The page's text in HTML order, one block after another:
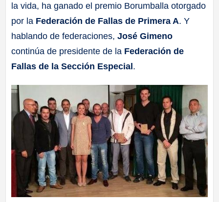
la vida, ha ganado el premio Borumballa otorgado
por la Federación de Fallas de Primera A. Y
hablando de federaciones, José Gimeno
continúa de presidente de la Federación de
Fallas de la Sección Especial.